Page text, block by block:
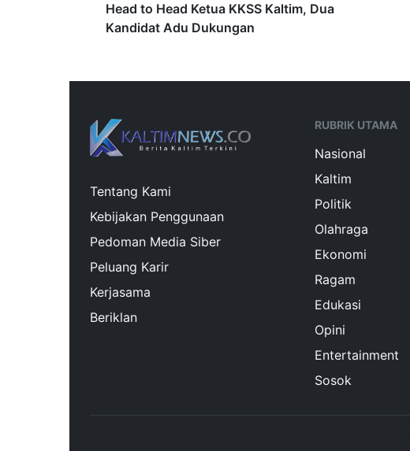
Head to Head Ketua KKSS Kaltim, Dua
Kandidat Adu Dukungan
Tentang Kami
Kebijakan Penggunaan
Pedoman Media Siber
Peluang Karir
Kerjasama
Beriklan
RUBRIK UTAMA
Nasional
Kaltim
Politik
Olahraga
Ekonomi
Ragam
Edukasi
Opini
Entertainment
Sosok